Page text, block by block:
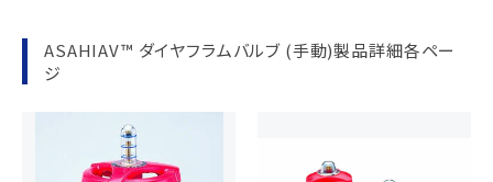
ASAHIAV™ ダイヤフラムバルブ (手動)製品詳細各ペー
ジ